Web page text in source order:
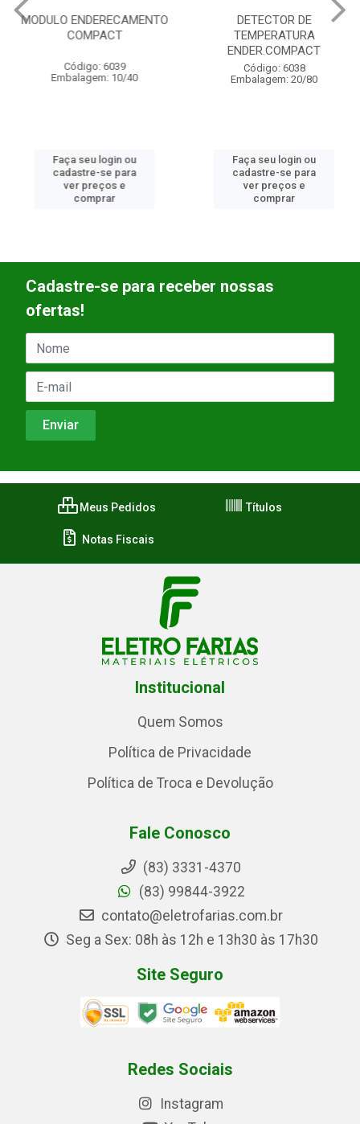
MODULO ENDERECAMENTO
COMPACT
Código: 6039
Embalagem: 10/40
Faça seu login ou
cadastre-se para
ver preços e
comprar
DETECTOR DE
TEMPERATURA
ENDER.COMPACT
Código: 6038
Embalagem: 20/80
Faça seu login ou
cadastre-se para
ver preços e
comprar
Cadastre-se para receber nossas
ofertas!
Meus Pedidos Títulos
Notas Fiscais
Institucional
Quem Somos
Política de Privacidade
Política de Troca e Devolução
Fale Conosco
(83) 3331-4370
(83) 99844-3922
contato@eletrofarias.com.br
Seg a Sex: 08h às 12h e 13h30 às 17h30
Site Seguro
Redes Sociais
Instagram